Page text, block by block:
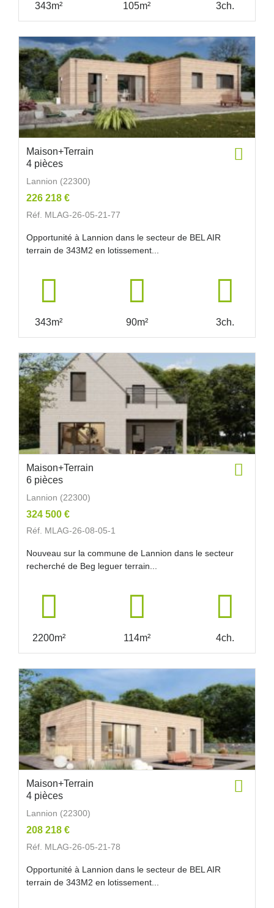
343m² 105m² 3ch.
Maison+Terrain
4 pièces
Lannion (22300)
226 218 €
Réf. MLAG-26-05-21-77
Opportunité à Lannion dans le secteur de BEL AIR
terrain de 343M2 en lotissement...
343m² 90m² 3ch.
Maison+Terrain
6 pièces
Lannion (22300)
324 500 €
Réf. MLAG-26-08-05-1
Nouveau sur la commune de Lannion dans le secteur
recherché de Beg leguer terrain...
2200m² 114m² 4ch.
Maison+Terrain
4 pièces
Lannion (22300)
208 218 €
Réf. MLAG-26-05-21-78
Opportunité à Lannion dans le secteur de BEL AIR
terrain de 343M2 en lotissement...